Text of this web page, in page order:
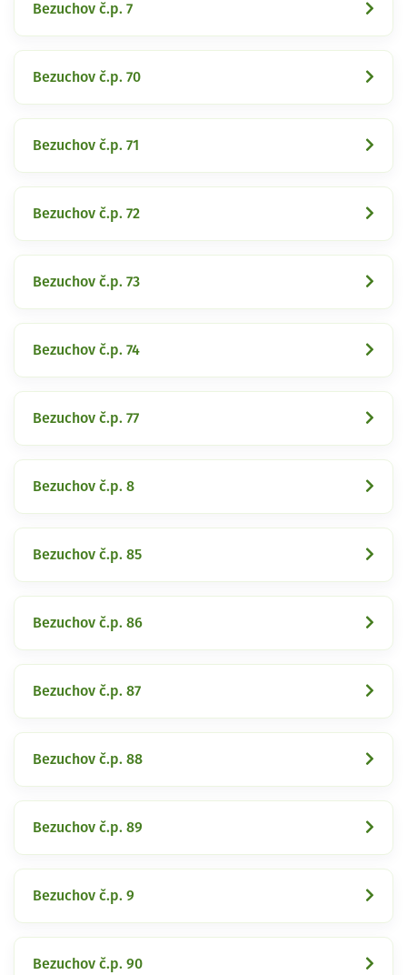
Bezuchov č.p. 7
Bezuchov č.p. 70
Bezuchov č.p. 71
Bezuchov č.p. 72
Bezuchov č.p. 73
Bezuchov č.p. 74
Bezuchov č.p. 77
Bezuchov č.p. 8
Bezuchov č.p. 85
Bezuchov č.p. 86
Bezuchov č.p. 87
Bezuchov č.p. 88
Bezuchov č.p. 89
Bezuchov č.p. 9
Bezuchov č.p. 90